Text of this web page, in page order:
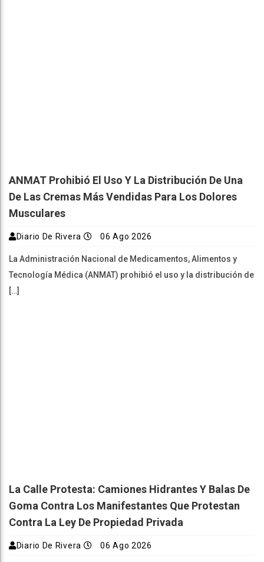
ANMAT Prohibió El Uso Y La Distribución De Una
De Las Cremas Más Vendidas Para Los Dolores
Musculares
Diario De Rivera 06 Ago 2026
La Administración Nacional de Medicamentos, Alimentos y
Tecnología Médica (ANMAT) prohibió el uso y la distribución de
[…]
La Calle Protesta: Camiones Hidrantes Y Balas De
Goma Contra Los Manifestantes Que Protestan
Contra La Ley De Propiedad Privada
Diario De Rivera 06 Ago 2026